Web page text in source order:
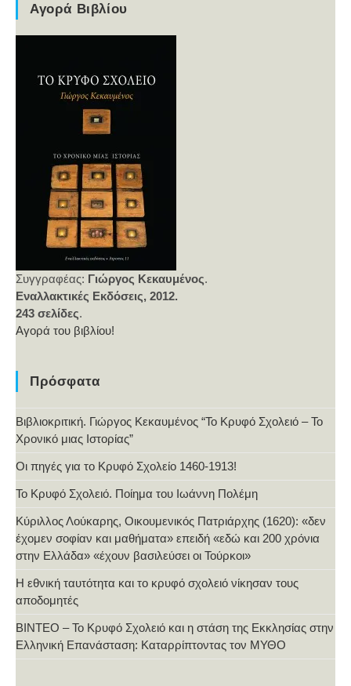
Αγορά Βιβλίου
Συγγραφέας: Γιώργος Κεκαυμένος.
Εναλλακτικές Εκδόσεις, 2012.
243 σελίδες.
Αγορά του βιβλίου!
Πρόσφατα
Βιβλιοκριτική. Γιώργος Κεκαυμένος “Το Κρυφό Σχολειό – Το
Χρονικό μιας Ιστορίας”
Οι πηγές για το Κρυφό Σχολείο 1460-1913!
Το Κρυφό Σχολειό. Ποίημα του Ιωάννη Πολέμη
Κύριλλος Λούκαρης, Οικουμενικός Πατριάρχης (1620): «δεν
έχομεν σοφίαν και μαθήματα» επειδή «εδώ και 200 χρόνια
στην Ελλάδα» «έχουν βασιλεύσει οι Τούρκοι»
Η εθνική ταυτότητα και το κρυφό σχολειό νίκησαν τους
αποδομητές
ΒΙΝΤΕΟ – Το Κρυφό Σχολειό και η στάση της Εκκλησίας στην
Ελληνική Επανάσταση: Καταρρίπτοντας τον ΜΥΘΟ